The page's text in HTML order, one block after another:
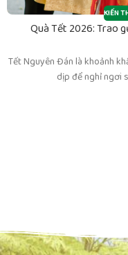
KIẾN
Quà Tết 2026: Trao
Tết Nguyên Đán là khoảnh
dịp để nghỉ ngơi